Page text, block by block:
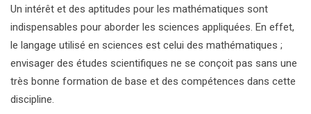
Un intérêt et des aptitudes pour les mathématiques sont
indispensables pour aborder les sciences appliquées. En effet,
le langage utilisé en sciences est celui des mathématiques ;
envisager des études scientifiques ne se conçoit pas sans une
très bonne formation de base et des compétences dans cette
discipline.